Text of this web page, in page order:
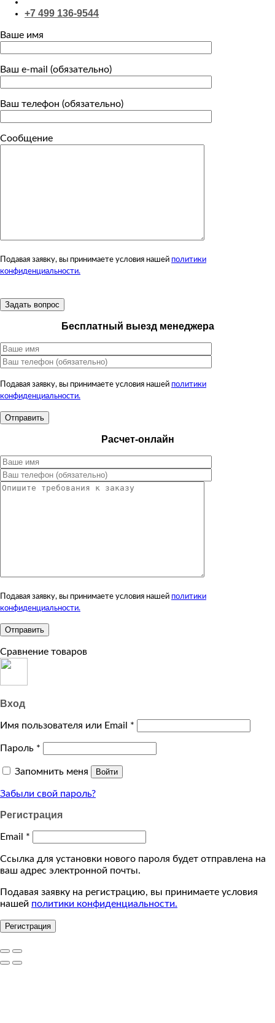
+7 499 136-9544
Ваше имя
Ваш e-mail (обязательно)
Ваш телефон (обязательно)
Сообщение
Подавая заявку, вы принимаете условия нашей политики
конфиденциальности.
Бесплатный выезд менеджера
Подавая заявку, вы принимаете условия нашей политики
конфиденциальности.
Расчет-онлайн
Подавая заявку, вы принимаете условия нашей политики
конфиденциальности.
Сравнение товаров
Вход
Имя пользователя или Email *
Пароль *
Запомнить меня Войти
Забыли свой пароль?
Регистрация
Email *
Ссылка для установки нового пароля будет отправлена ​​на
ваш адрес электронной почты.
Подавая заявку на регистрацию, вы принимаете условия
нашей политики конфиденциальности.
Регистрация